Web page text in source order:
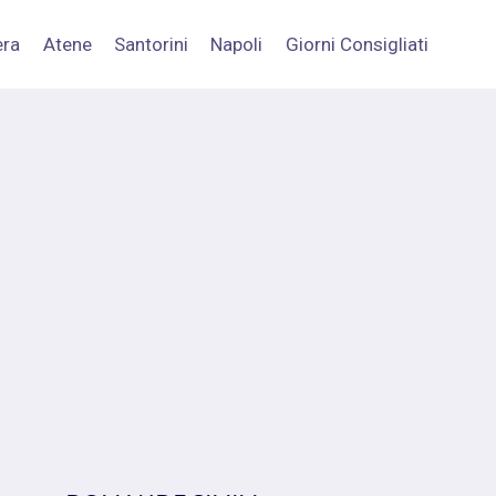
Atene Santorini Napoli Giorni Consigliati